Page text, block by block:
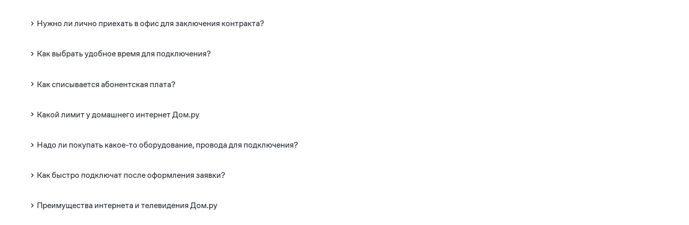
Нужно ли лично приехать в офис для заключения контракта?
Как выбрать удобное время для подключения?
Как списывается абонентская плата?
Какой лимит у домашнего интернет Дом.ру
Надо ли покупать какое-то оборудование, провода для подключения?
Как быстро подключат после оформления заявки?
Преимущества интернета и телевидения Дом.ру